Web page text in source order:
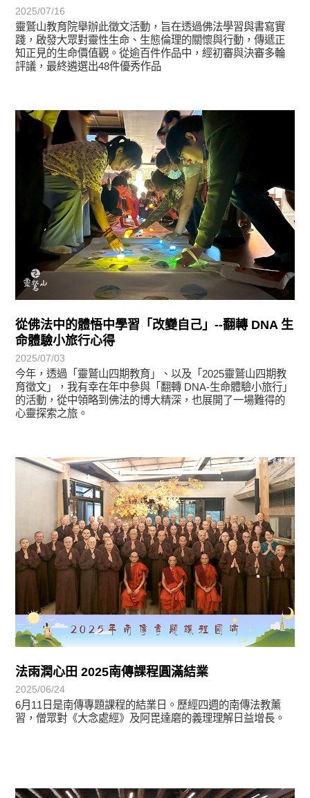
2025/07/16
靈鷲山教育院舉辦此徵文活動，旨在透過佛法學習與書寫實
踐，啟發大眾對靈性生命、生態倫理的關懷與行動，傳遞正
知正見的生命價值觀。從逾百件作品中，經初審與決審多輪
評議，最終遴選出48件優秀作品
從佛法中的體悟中學習「改變自己」--翻轉 DNA 生
命體驗小旅行心得
2025/07/03
今年，透過「靈鷲山四期教育」、以及「2025靈鷲山四期教
育徵文」，我有幸在年中參與「翻轉 DNA-生命體驗小旅行」
的活動，從中領略到佛法的博大精深，也展開了一場難得的
心靈探索之旅。
法雨潤心田 2025南傳課程圓滿結業
2025/06/24
6月11日是南傳專題課程的結業日。歷經四週的南傳法教薰
習，僧眾對《大念處經》及阿毘達磨的義理理解日益增長。
學習分享